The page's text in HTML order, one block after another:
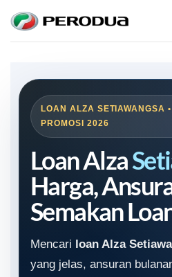
content
LOAN ALZA SETIAWANGSA
PROMOSI 2026
Loan Alza
Harga,
Semakan
Mencari loan Alza
yang jelas, ansuran